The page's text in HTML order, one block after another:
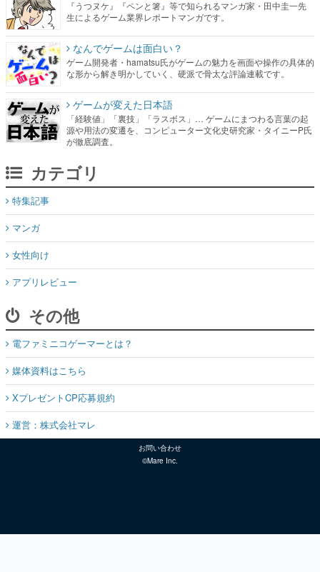
『うつヌケ』『ペンと箸』等で知られるマンガ家・田中圭一先
生によるゲーム業界レポートマンガです。
なんでゲームは面白い？
ゲーム開発者・hamatsu氏がゲームの魅力を画面や操作の具体的
な形から解き明かしていく、硬派で骨太な評論連載です。
ゲームが変えた日本語
「経験値」「裏技」「ラスボス」… ゲームにまつわる言葉の起
源や用法の変遷を、コンピューター文化史研究家・タイニーP氏
が徹底調査。
カテゴリ
特集記事
マンガ
女性向け
アプリレビュー
その他
電ファミニコゲーマーとは？
媒体資料はこちら
XプレゼントCP応募規約
運営：株式会社マレ
お問い合わせ
©Mare Inc.